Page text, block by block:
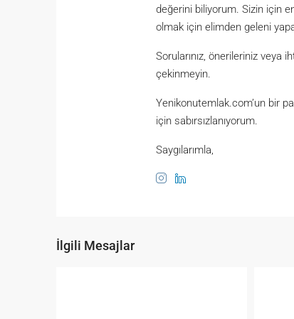
değerini biliyorum. Sizin için
olmak için elimden geleni
Sorularınız, önerileriniz veya
çekinmeyin.
Yenikonutemlak.com’un bir
için sabırsızlanıyorum.
Saygılarımla,
İlgili Mesajlar